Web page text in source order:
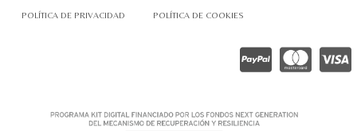
POLÍTICA DE PRIVACIDAD POLÍTICA DE COOKIES